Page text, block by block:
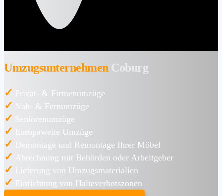
Umzugsunternehmen Coburg
✓ Privat- & Firmenumzüge
✓ Nah- & Fernumzüge
✓ Seniorenumzüge
✓ Europaweite Umzüge
✓ Demontage und Remontage Ihrer Möbel
✓ Abrechnung mit Behörden oder Arbeitgeber
✓ Lieferung von Umzugsmaterialien
✓ Einrichtung von Halteverbotszonen